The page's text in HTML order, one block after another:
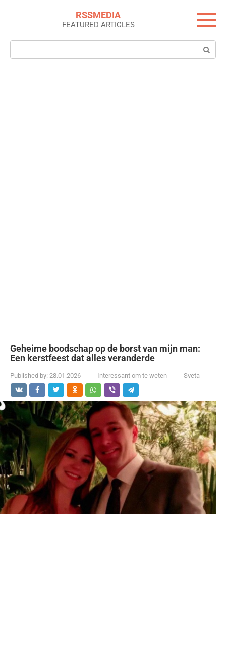
RSSMEDIA
FEATURED ARTICLES
Search:
Geheime boodschap op de borst van mijn man:
Een kerstfeest dat alles veranderde
Published by: 28.01.2026 Interessant om te weten Sveta